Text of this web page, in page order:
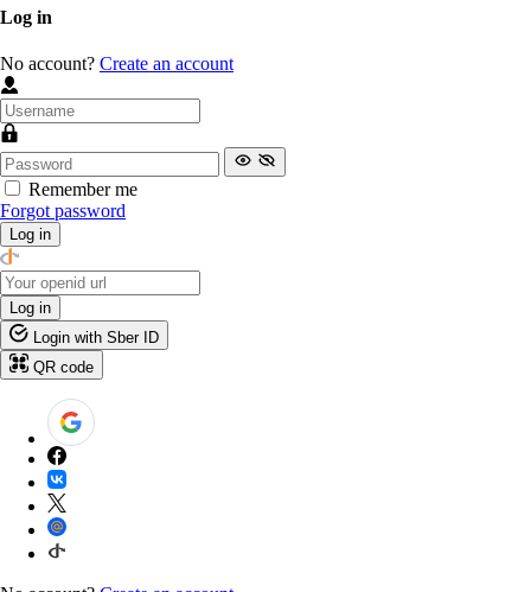
Log in
No account? Create an account
Remember me
Forgot password
Log in
Log in
Login with Sber ID
QR code